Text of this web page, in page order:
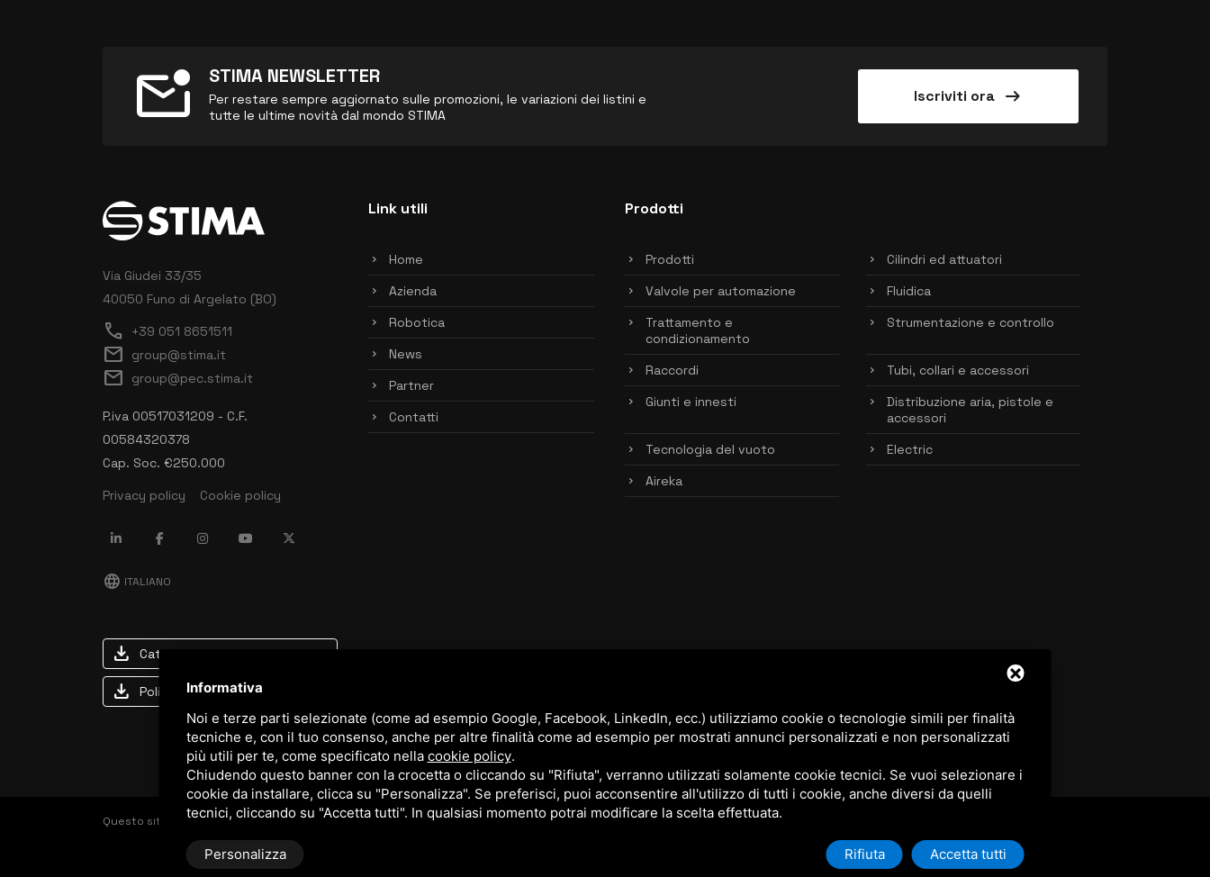
mark_email_unread STIMA NEWSLETTER
Per restare sempre aggiornato sulle promozioni, le variazioni dei listini e
tutte le ultime novità dal mondo STIMA
Iscriviti ora arrow_right_alt
Via Giudei 33/35
40050 Funo di Argelato (BO)
call +39 051 8651511
mail group@stima.it
mail group@pec.stima.it
P.iva 00517031209 - C.F.
00584320378
Cap. Soc. €250.000
Privacy policy
Cookie policy
language ITALIANO
Link utili
Home
Azienda
Robotica
News
Partner
Contatti
Prodotti
Prodotti
Cilindri ed attuatori
Valvole per automazione
Fluidica
Trattamento e
condizionamento
Strumentazione e controllo
Raccordi
Tubi, collari e accessori
Giunti e innesti
Distribuzione aria, pistole e
accessori
Tecnologia del vuoto
Electric
Aireka
download Catalogo Stima
download Politica qualità e sicurezza
Questo sito è protetto da Google reCAPTCHA v3, Privacy PolicyeTerms of Servicedi Google.
Informativa
Noi e terze parti selezionate (come ad esempio Google, Facebook, LinkedIn, ecc.) utilizziamo cookie o tecnologie simili per finalità
tecniche e, con il tuo consenso, anche per altre finalità come ad esempio per mostrati annunci personalizzati e non personalizzati
più utili per te, come specificato nella cookie policy.
Chiudendo questo banner con la crocetta o cliccando su "Rifiuta", verranno utilizzati solamente cookie tecnici. Se vuoi selezionare i
cookie da installare, clicca su "Personalizza". Se preferisci, puoi acconsentire all'utilizzo di tutti i cookie, anche diversi da quelli
tecnici, cliccando su "Accetta tutti". In qualsiasi momento potrai modificare la scelta effettuata.
Personalizza Rifiuta Accetta tutti